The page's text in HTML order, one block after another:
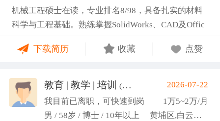
机械工程硕士在读，专业排名8/98，具备扎实的材料
科学与工程基础。熟练掌握SolidWorks、CAD及Offic
2项天津市科研项目，擅长实验设计与数据分析;曾带
优秀的团队协作与沟通协调能力，责任心强，渴望将
科研严谨性融入实践工作中
下载简历 收藏 点赞
教育 | 教学 | 培训 (汤山文)
2026-07-22
我目前已离职，可快速到岗
1万5~2万/月
男 / 58岁 / 博士 / 10年以上
黄埔区,白云区,增城市